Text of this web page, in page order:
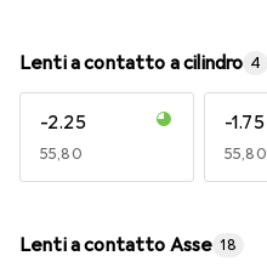
Lenti a contatto a cilindro 4
-2.25
EUR
55,80
-1.75
EUR
55,80
Lenti a contatto Asse 18